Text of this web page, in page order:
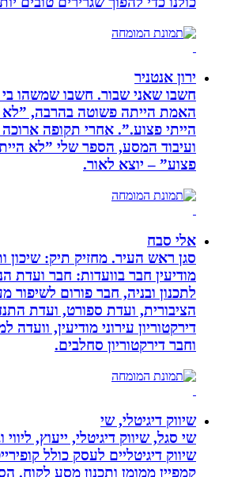
ירון אנטניר
חשבו שאני שבור. חשבו שמשהו בי
האמת הייתה פשוטה בהרבה, ”לא
הייתי פצוע.”. אחרי תקופה ארוכה של
ועיבוד המסע, הספר שלי ”לא הייתי
פצוע” – יוצא לאור.
אלי סבח
סגן ראש העיר. מחזיק תיק: שיכון
מודיעין חבר בוועדות: חבר ועדת
לתכנון ובניה, חבר פורום לשיפור
הציבורית, ועדת ספורט, ועדת התנדבות,
דירקטוריון עירוני מודיעין, וועדה
וחבר דירקטוריון סחלבים.
שיווק דיגיטלי, שי
שי סגל, שיווק דיגיטלי, ייעוץ, ליווי
שיווק דיגיטליים לעסק כולל
קמפיין ממומן ותכנון מסע לקוח.